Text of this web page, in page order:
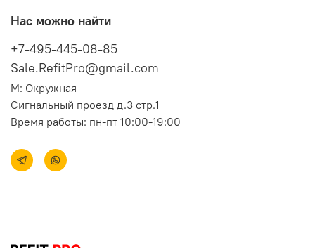
Нас можно найти
+7-495-445-08-85
Sale.RefitPro@gmail.com
М: Окружная
Сигнальный проезд д.3 стр.1
Время работы: пн-пт 10:00-19:00